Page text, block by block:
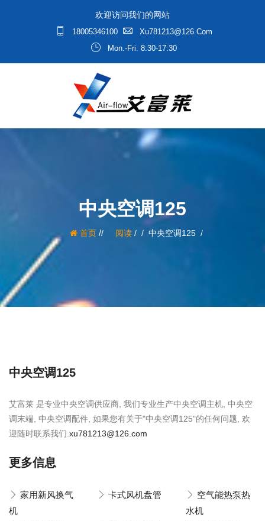
欢迎访问我们的网站
18005346100
Xu781213@126.com
Mon.-Fri. 8:30-17:30
中央空调125
首页/ 阅读/ 中央空调125
中央空调125
艾富莱 是专业中央空调供应商, 我们专业生产中央空调主机, 中央空
调末端, 中央空调配件, 如果您有关于"中央空调125"的任何问题, 欢
迎随时联系我们. xu781213@126.com
更多信息
家用新风换气
机
卡式风机盘管
空气能热泵热
水机